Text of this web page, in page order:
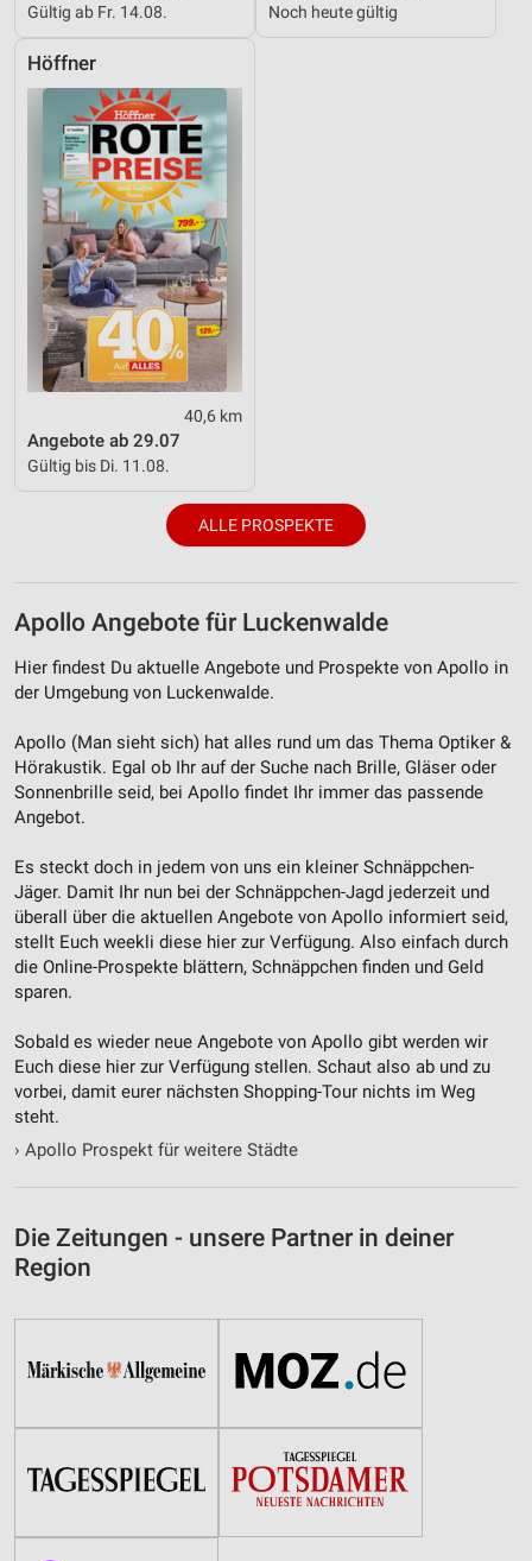
Gültig ab Fr. 14.08. Noch heute gültig
Höffner
40,6 km
Angebote ab 29.07
Gültig bis Di. 11.08.
ALLE PROSPEKTE
Apollo Angebote für Luckenwalde
Hier findest Du aktuelle Angebote und Prospekte von Apollo in
der Umgebung von Luckenwalde.
Apollo (Man sieht sich) hat alles rund um das Thema Optiker &
Hörakustik. Egal ob Ihr auf der Suche nach Brille, Gläser oder
Sonnenbrille seid, bei Apollo findet Ihr immer das passende
Angebot.
Es steckt doch in jedem von uns ein kleiner Schnäppchen-
Jäger. Damit Ihr nun bei der Schnäppchen-Jagd jederzeit und
überall über die aktuellen Angebote von Apollo informiert seid,
stellt Euch weekli diese hier zur Verfügung. Also einfach durch
die Online-Prospekte blättern, Schnäppchen finden und Geld
sparen.
Sobald es wieder neue Angebote von Apollo gibt werden wir
Euch diese hier zur Verfügung stellen. Schaut also ab und zu
vorbei, damit eurer nächsten Shopping-Tour nichts im Weg
steht.
› Apollo Prospekt für weitere Städte
Die Zeitungen - unsere Partner in deiner
Region